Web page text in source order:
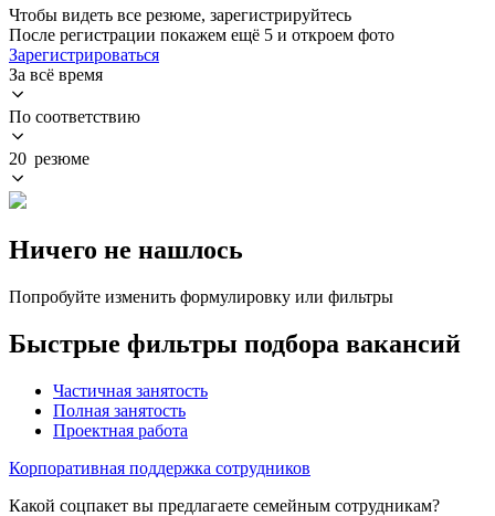
Чтобы видеть все резюме, зарегистрируйтесь
После регистрации покажем ещё 5 и откроем фото
Зарегистрироваться
За всё время
По соответствию
20 резюме
Ничего не нашлось
Попробуйте изменить формулировку или фильтры
Быстрые фильтры подбора вакансий
Частичная занятость
Полная занятость
Проектная работа
Корпоративная поддержка сотрудников
Какой соцпакет вы предлагаете семейным сотрудникам?